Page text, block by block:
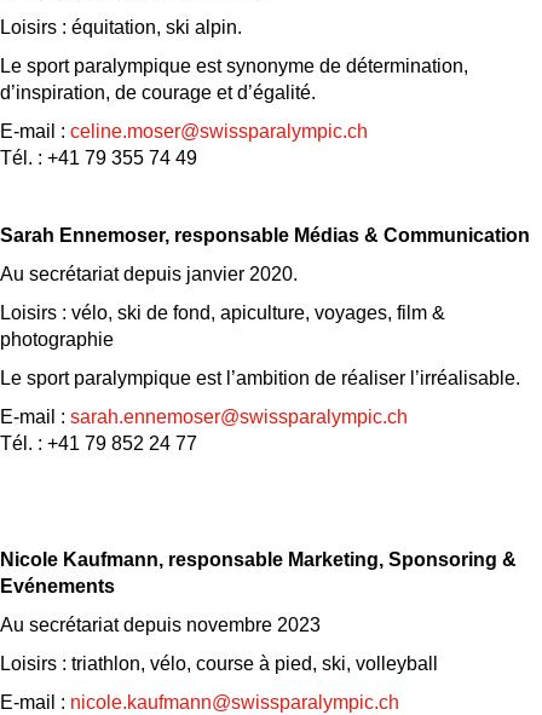
Loisirs : équitation, ski alpin.
Le sport paralympique est synonyme de détermination,
d’inspiration, de courage et d’égalité.
E-mail : celine.moser@swissparalympic.ch
Tél. : +41 79 355 74 49
Sarah Ennemoser, responsable Médias & Communication
Au secrétariat depuis janvier 2020.
Loisirs : vélo, ski de fond, apiculture, voyages, film &
photographie
Le sport paralympique est l’ambition de réaliser l’irréalisable.
E-mail : sarah.ennemoser@swissparalympic.ch
Tél. : +41 79 852 24 77
Nicole Kaufmann, responsable Marketing, Sponsoring &
Evénements
Au secrétariat depuis novembre 2023
Loisirs : triathlon, vélo, course à pied, ski, volleyball
E-mail : nicole.kaufmann@swissparalympic.ch